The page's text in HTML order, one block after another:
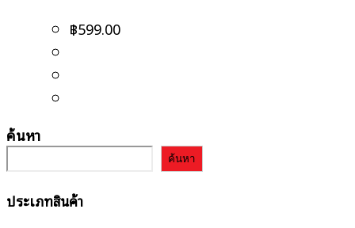
฿599.00
ค้นหา
ค้นหา
ประเภทสินค้า